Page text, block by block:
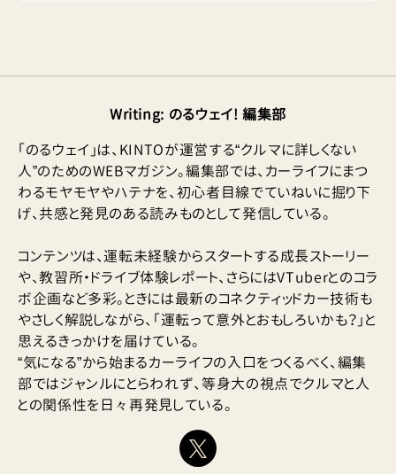
Writing: のるウェイ! 編集部
「のるウェイ」は、KINTOが運営する“クルマに詳しくない
人”のためのWEBマガジン。編集部では、カーライフにまつ
わるモヤモヤやハテナを、初心者目線でていねいに掘り下
げ、共感と発見のある読みものとして発信している。
コンテンツは、運転未経験からスタートする成長ストーリー
や、教習所・ドライブ体験レポート、さらにはVTuberとのコラ
ボ企画など多彩。ときには最新のコネクティッドカー技術も
やさしく解説しながら、「運転って意外とおもしろいかも？」と
思えるきっかけを届けている。
“気になる”から始まるカーライフの入口をつくるべく、編集
部ではジャンルにとらわれず、等身大の視点でクルマと人
との関係性を日々再発見している。